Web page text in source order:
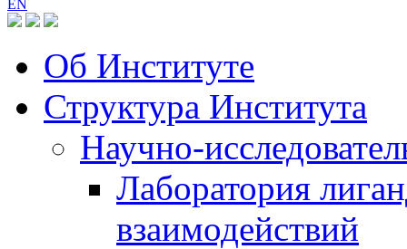
EN
Об Институте
Структура Института
Научно-
Лаборатория
взаимодействий